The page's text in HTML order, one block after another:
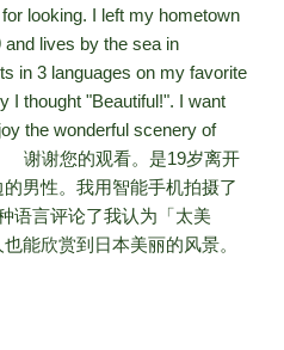
looking. I left my hometown
lives by the sea in
in 3 languages on my favorite
I thought "Beautiful!". I want
the wonderful scenery of
谢谢您的观看。是19岁离开
男性。我用智能手机拍摄了
语言评论了我认为「太美
能欣赏到日本美丽的风景。